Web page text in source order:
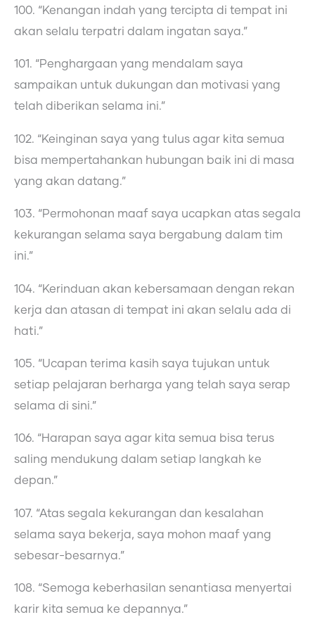
100. “Kenangan indah yang tercipta di tempat ini
akan selalu terpatri dalam ingatan saya.”
101. “Penghargaan yang mendalam saya
sampaikan untuk dukungan dan motivasi yang
telah diberikan selama ini.”
102. “Keinginan saya yang tulus agar kita semua
bisa mempertahankan hubungan baik ini di masa
yang akan datang.”
103. “Permohonan maaf saya ucapkan atas segala
kekurangan selama saya bergabung dalam tim
ini.”
104. “Kerinduan akan kebersamaan dengan rekan
kerja dan atasan di tempat ini akan selalu ada di
hati.”
105. “Ucapan terima kasih saya tujukan untuk
setiap pelajaran berharga yang telah saya serap
selama di sini.”
106. “Harapan saya agar kita semua bisa terus
saling mendukung dalam setiap langkah ke
depan.”
107. “Atas segala kekurangan dan kesalahan
selama saya bekerja, saya mohon maaf yang
sebesar-besarnya.”
108. “Semoga keberhasilan senantiasa menyertai
karir kita semua ke depannya.”